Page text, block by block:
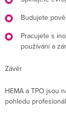
Budujete
Pracujete s
používání a
Závěr
HEMA a TPO jsou
pohledu